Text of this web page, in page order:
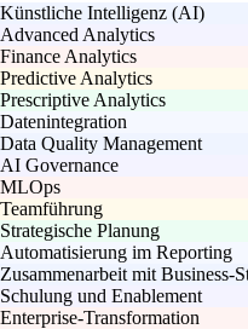
Künstliche Intelligenz (AI)
Advanced Analytics
Finance Analytics
Predictive Analytics
Prescriptive Analytics
Datenintegration
Data Quality Management
AI Governance
MLOps
Teamführung
Strategische Planung
Automatisierung im Reporting
Zusammenarbeit mit Business-
Schulung und Enablement
Enterprise-Transformation